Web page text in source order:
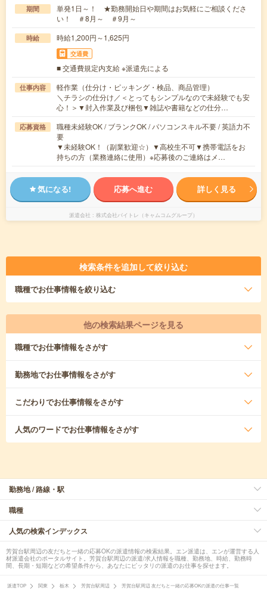
期間
単発1日～！ ★勤務開始日や期間はお気軽にご相談くださ
い！ ＃8月～ ＃9月～
時給 時給1,200円～1,625円
交通費
■ 交通費規定内支給 ※派遣先による
仕事内容
軽作業（仕分け・ピッキング・検品、商品管理）
＼チラシの仕分け／＜とってもシンプルなので未経験でも安
心！＞▼封入作業及び梱包▼雑誌や書籍などの仕分…
応募資格
職種未経験OK / ブランクOK / パソコンスキル不要 / 英語力不
要
▼未経験OK！（副業歓迎☆）▼高校生不可▼携帯電話をお
持ちの方（業務連絡に使用）※応募後のご連絡はメ…
気になる! 応募へ進む 詳しく見る
派遣会社 株式会社バイトレ（キャムコムグループ）
検索条件を追加して絞り込む
職種でお仕事情報を絞り込む
他の検索結果ページを見る
職種でお仕事情報をさがす
勤務地でお仕事情報をさがす
こだわりでお仕事情報をさがす
人気のワードでお仕事情報をさがす
勤務地 / 路線・駅
職種
人気の検索インデックス
芳賀台駅周辺の友だちと一緒の応募OKの派遣情報の検索結果。エン派遣は、エンが運営する人
材派遣会社のポータルサイト。芳賀台駅周辺の派遣/求人情報を職種、勤務地、時給、勤務時
間、長期・短期などの希望条件から、あなたにピッタリの派遣のお仕事を探せます。
派遣TOP 関東 栃木 芳賀台駅周辺 芳賀台駅周辺 友だちと一緒の応募OKの派遣の仕事一覧